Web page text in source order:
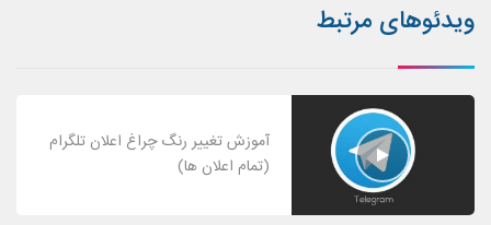
ویدئوهای مرتبط
آموزش تغییر رنگ چراغ اعلان تلگرام
(تمام اعلان ها)